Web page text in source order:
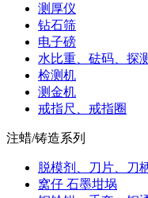
测厚仪
钻石筛
电子磅
水比重、砝码、探
检测机
测金机
戒指尺、戒指圈
注蜡/铸造系列
脱模剂、刀片、刀
窝仔 石墨坩埚